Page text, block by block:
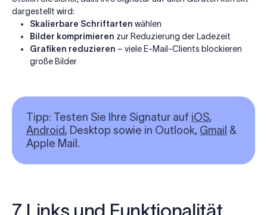
dargestellt wird:
Skalierbare Schriftarten wählen
Bilder komprimieren zur Reduzierung der Ladezeit
Grafiken reduzieren – viele E-Mail-Clients blockieren
große Bilder
Tipp: Testen Sie Ihre Signatur auf iOS,
Android, Desktop sowie in Outlook, Gmail &
Apple Mail.
7. Links und Funktionalität